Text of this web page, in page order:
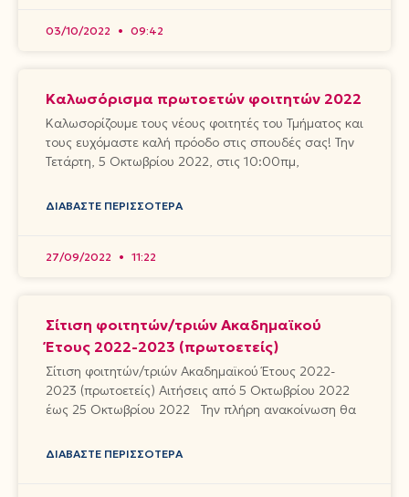
03/10/2022 09:42
Καλωσόρισμα πρωτοετών φοιτητών 2022
Καλωσορίζουμε τους νέους φοιτητές του Τμήματος και
τους ευχόμαστε καλή πρόοδο στις σπουδές σας! Την
Τετάρτη, 5 Οκτωβρίου 2022, στις 10:00πμ,
ΔΙΑΒΆΣΤΕ ΠΕΡΙΣΣΌΤΕΡΑ
27/09/2022 11:22
Σίτιση φοιτητών/τριών Ακαδημαϊκού
Έτους 2022-2023 (πρωτοετείς)
Σίτιση φοιτητών/τριών Ακαδημαϊκού Έτους 2022-
2023 (πρωτοετείς) Αιτήσεις από 5 Οκτωβρίου 2022
έως 25 Οκτωβρίου 2022 Την πλήρη ανακοίνωση θα
ΔΙΑΒΆΣΤΕ ΠΕΡΙΣΣΌΤΕΡΑ